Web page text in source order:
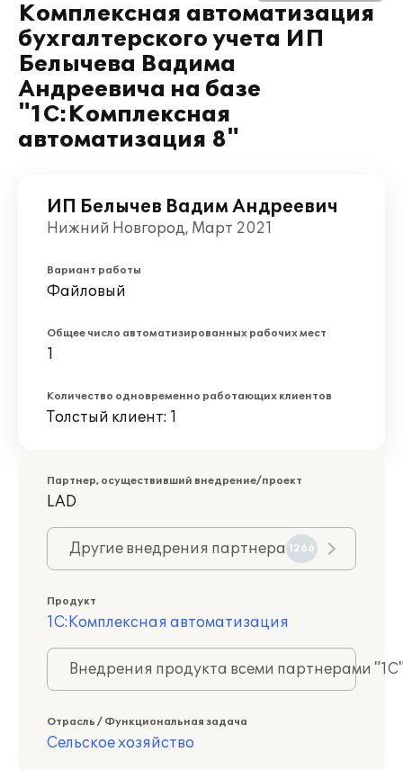
Комплексная автоматизация
бухгалтерского учета ИП
Белычева Вадима
Андреевича на базе
"1С:Комплексная
автоматизация 8"
ИП Белычев Вадим Андреевич
Нижний Новгород, Март 2021
Вариант работы
Файловый
Общее число автоматизированных рабочих мест
1
Количество одновременно работающих клиентов
Толстый клиент: 1
Партнер, осуществивший внедрение/проект
LAD
Другие внедрения партнера 1266
Продукт
1С:Комплексная автоматизация
Внедрения продукта всеми партнерами
Отрасль / Функциональная задача
Сельское хозяйство